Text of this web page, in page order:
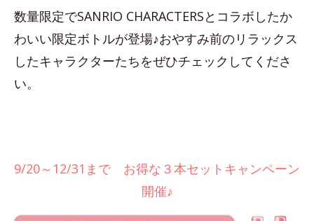
数量限定でSANRIO CHARACTERSとコラボしたか
わいい限定ボトルが登場♪おやすみ前のリラックス
したキャラクターたちをぜひチェックしてくださ
い。
9/20～12/31まで お得な３本セットキャンペーン
開催♪